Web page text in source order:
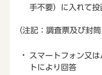
手不要）に入れて投
（注記：調査票及び封
スマートフォン又
トにより回答